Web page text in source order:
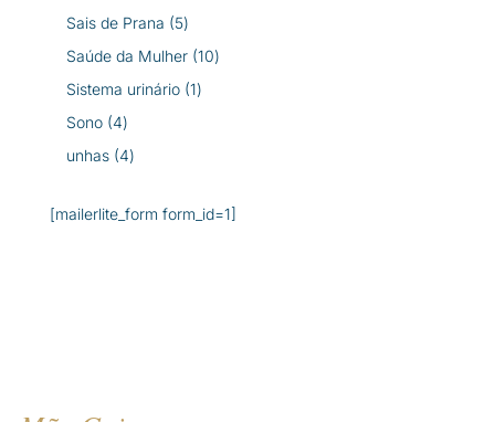
produtos
Sais de Prana 55
produtos
Saúde da Mulher 1010
Sistema urinário 11
Sono 44
produtos
unhas 44
[mailerlite_form form_id=1]